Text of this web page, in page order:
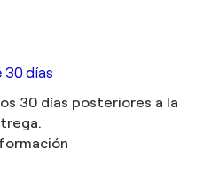
30 días
30 días posteriores a la